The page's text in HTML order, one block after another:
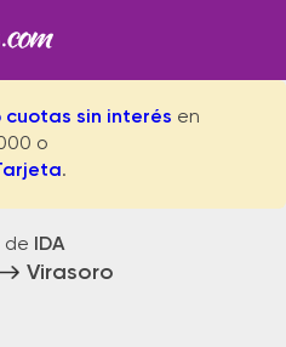
cuotas sin interés en
o
.
de IDA
Virasoro